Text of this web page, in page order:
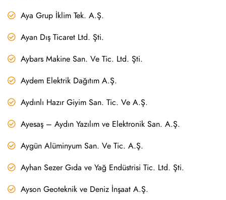
Aya Grup İklim Tek. A.Ş.
Ayan Dış Ticaret Ltd. Şti.
Aybars Makine San. Ve Tic. Ltd. Şti.
Aydem Elektrik Dağıtım A.Ş.
Aydınlı Hazır Giyim San. Tic. Ve A.Ş.
Ayesaş – Aydın Yazılım ve Elektronik San. A.Ş.
Aygün Alüminyum San. Ve Tic. A.Ş.
Ayhan Sezer Gıda ve Yağ Endüstrisi Tic. Ltd. Şti.
Ayson Geoteknik ve Deniz İnşaat A.Ş.